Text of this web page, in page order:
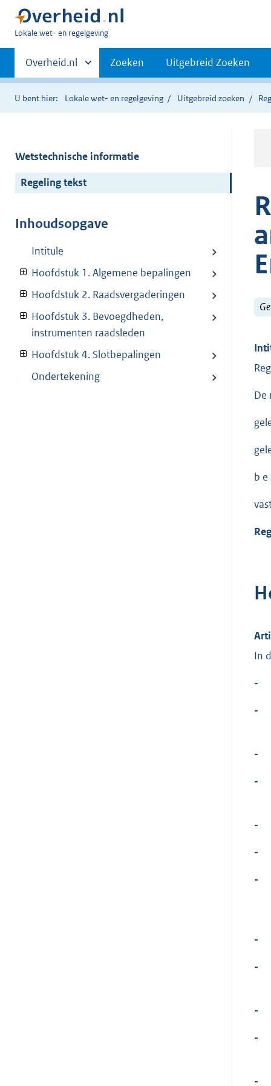
U
hier:
Lokale wet- en regelgeving
Primaire
navigatie
Andere
sites
binnen
Overheid.nl Zoeken Uitgebreid Zoeken
U bent hier: Lokale wet- en regelgeving Uitgebreid zoeken
Wetstechnische informatie
Regeling tekst
Inhoudsopgave
Intitule
Hoofdstuk 1. Algemene bepalingen
Hoofdstuk 2. Raadsvergaderingen
Hoofdstuk 3. Bevoegdheden,
instrumenten raadsleden
Hoofdstuk 4. Slotbepalingen
Ondertekening
De
b e
In
-
-
-
-
-
-
-
-
-
-
-
-